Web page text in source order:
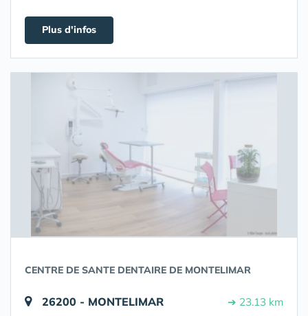
Plus d'infos
CENTRE DE SANTE DENTAIRE DE MONTELIMAR
26200 - MONTELIMAR ➔ 23.13 km